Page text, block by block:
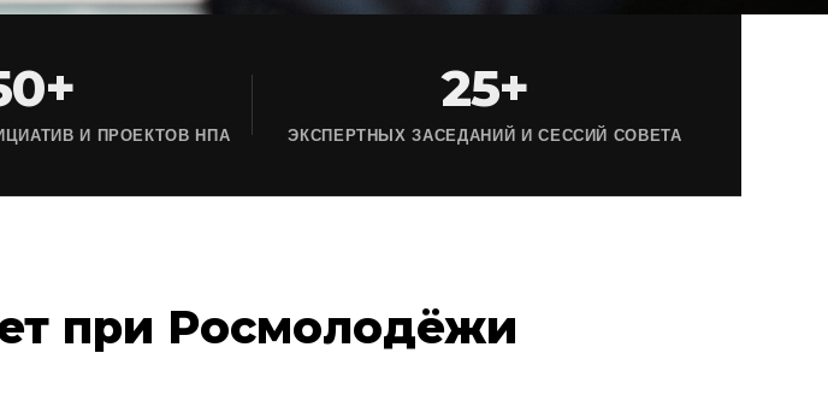
И ПРОЕКТОВ НПА
25+
ЭКСПЕРТНЫХ ЗАСЕДАНИЙ И СЕССИЙ СОВЕТА
при Росмолодёжи